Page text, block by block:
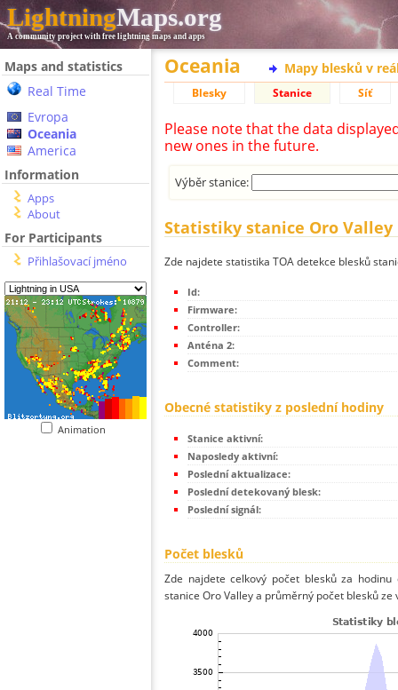
LightningMaps.org
A community project with free lightning maps and apps
Maps and statistics
Real Time
Evropa
Oceania
America
Information
Apps
About
For Participants
Přihlašovací jméno
Animation
Oceania Mapy blesků v
Blesky Stanice Síť
Please note that the data
new ones in the future.
Výběr stanice:
Statistiky stanice Oro Valley
Zde najdete statistika TOA detekce blesků
Id:
Firmware:
Controller:
Anténa 2:
Comment:
Obecné statistiky z poslední hodiny
Stanice aktivní:
Naposledy aktivní:
Poslední aktualizace:
Poslední detekovaný blesk:
Poslední signál:
Počet blesků
Zde najdete celkový počet blesků za
stanice Oro Valley a průměrný počet blesků ze